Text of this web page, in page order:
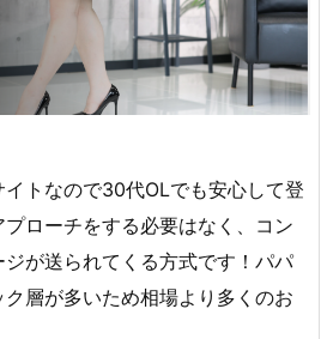
トなので30代OLでも安心して登
ローチをする必要はなく、コン
が送られてくる方式です！パパ
層が多いため相場より多くのお